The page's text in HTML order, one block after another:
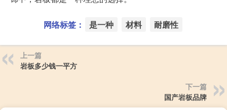
网络标签： 是一种 材料 耐磨性
上一篇
岩板多少钱一平方
下一篇
国产岩板品牌